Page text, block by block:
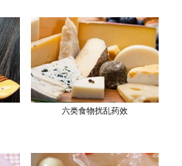
六类食物扰乱药效